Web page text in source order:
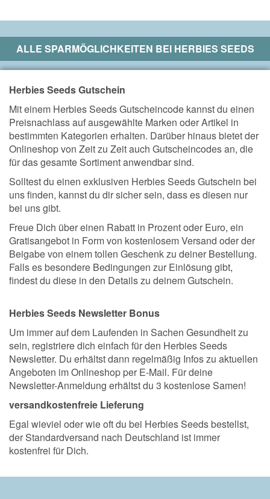
ALLE SPARMÖGLICHKEITEN BEI HERBIES SEEDS
Herbies Seeds Gutschein
Mit einem Herbies Seeds Gutscheincode kannst du einen
Preisnachlass auf ausgewählte Marken oder Artikel in
bestimmten Kategorien erhalten. Darüber hinaus bietet der
Onlineshop von Zeit zu Zeit auch Gutscheincodes an, die
für das gesamte Sortiment anwendbar sind.
Solltest du einen exklusiven Herbies Seeds Gutschein bei
uns finden, kannst du dir sicher sein, dass es diesen nur
bei uns gibt.
Freue Dich über einen Rabatt in Prozent oder Euro, ein
Gratisangebot in Form von kostenlosem Versand oder der
Beigabe von einem tollen Geschenk zu deiner Bestellung.
Falls es besondere Bedingungen zur Einlösung gibt,
findest du diese in den Details zu deinem Gutschein.
Herbies Seeds Newsletter Bonus
Um immer auf dem Laufenden in Sachen Gesundheit zu
sein, registriere dich einfach für den Herbies Seeds
Newsletter. Du erhältst dann regelmäßig Infos zu aktuellen
Angeboten im Onlineshop per E-Mail. Für deine
Newsletter-Anmeldung erhältst du 3 kostenlose Samen!
versandkostenfreie Lieferung
Egal wieviel oder wie oft du bei Herbies Seeds bestellst,
der Standardversand nach Deutschland ist immer
kostenfrei für Dich.